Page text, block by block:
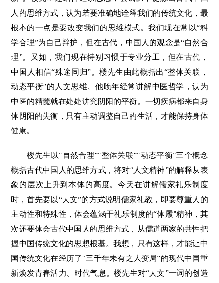
人的思维方式，认为若要准确地诠释我们的传统文化，最
根本的一点是要改变我们的思维模式。我们现在常以“科
学合理”为自己辩护，但在古代，中国人的观念是“自然合
理”。又如，我们现在特别习惯于专业分工，但在古代，
中国人相信“殊途同归”。楼先生由此概括出“整体关联，
动态平衡”的人文思维。他晚年经常讲解中医哲学，认为
中医的精髓就在处处讲究阴阳的平衡。一切疾病都来自身
体阴阳的失衡，只有主动调整自己的生活，才能保持身体
健康。
楼先生以“自然合理”“整体关联”“动态平衡”三个概念
概括古代中国人的思维方式，将对“人文精神”的解释从表
象的层次上升到本体的高度。今天在讲解儒家礼乐制度
时，首先要以“人文”的方式说明儒家礼教，即要尊重人的
主动性和特殊性，体会蕴涵于礼乐制度的“体履”精神，其
次还要体会古代中国人的思维方式，从儒道两家的共性把
握中国传统文化的思想根基。我想，只有这样，才能让中
国传统文化在经历了“三千年未有之大变局”的现代中国重
新焕发青春活力、时代气息。楼先生对“人文”一词的创造